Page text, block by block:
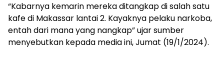
“Kabarnya kemarin mereka ditangkap di salah satu
kafe di Makassar lantai 2. Kayaknya pelaku narkoba,
entah dari mana yang nangkap” ujar sumber
menyebutkan kepada media ini, Jumat (19/1/2024).